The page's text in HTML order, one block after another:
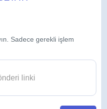
Sadece gerekli işlem